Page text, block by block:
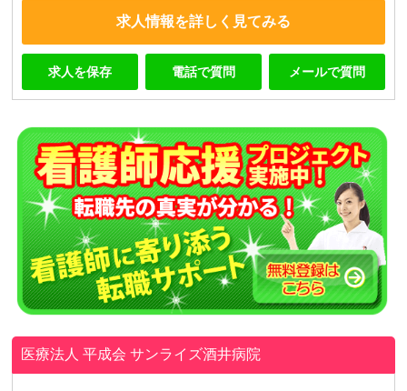
求人情報を詳しく見てみる
求人を保存 電話で質問 メールで質問
医療法人 平成会サンライズ酒井病院